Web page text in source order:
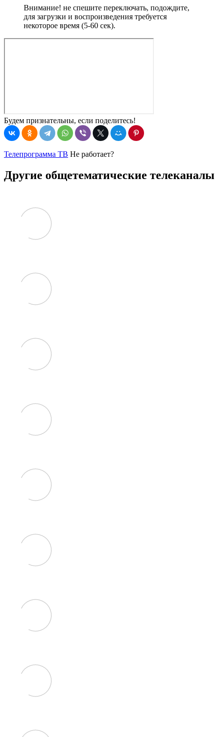
Внимание! не спешите переключать, подождите,
для загрузки и воспроизведения требуется
некоторое время (5-60 сек).
Будем признательны, если поделитесь!
Телепрограмма ТВ Не работает?
Другие общетематические телеканалы